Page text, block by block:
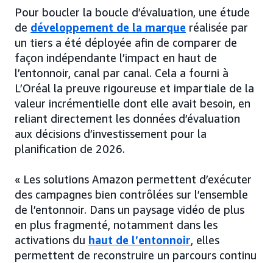
Pour boucler la boucle d’évaluation, une étude
de développement de la marque réalisée par
un tiers a été déployée afin de comparer de
façon indépendante l’impact en haut de
l’entonnoir, canal par canal. Cela a fourni à
L’Oréal la preuve rigoureuse et impartiale de la
valeur incrémentielle dont elle avait besoin, en
reliant directement les données d’évaluation
aux décisions d’investissement pour la
planification de 2026.
« Les solutions Amazon permettent d’exécuter
des campagnes bien contrôlées sur l’ensemble
de l’entonnoir. Dans un paysage vidéo de plus
en plus fragmenté, notamment dans les
activations du haut de l’entonnoir, elles
permettent de reconstruire un parcours continu